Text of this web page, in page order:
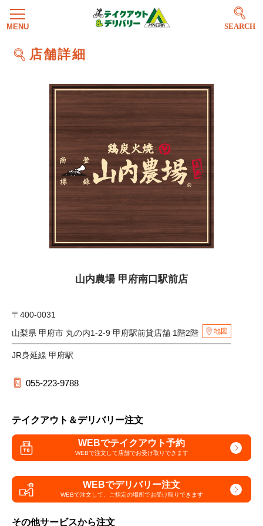
SEARCH
店舗詳細
山内農場 甲府南口駅前店
〒400-0031
山梨県 甲府市 丸の内1-2-9 甲府駅前貸店舗 1階2階
地図
JR身延線 甲府駅
055-223-9788
テイクアウト＆デリバリー注文
WEBでテイクアウト予約
WEBで注文して店舗でお受け取りできます
WEBでデリバリー注文
WEBで注文して、 ご指定の場所でお受け取りできます
その他サービスから注文